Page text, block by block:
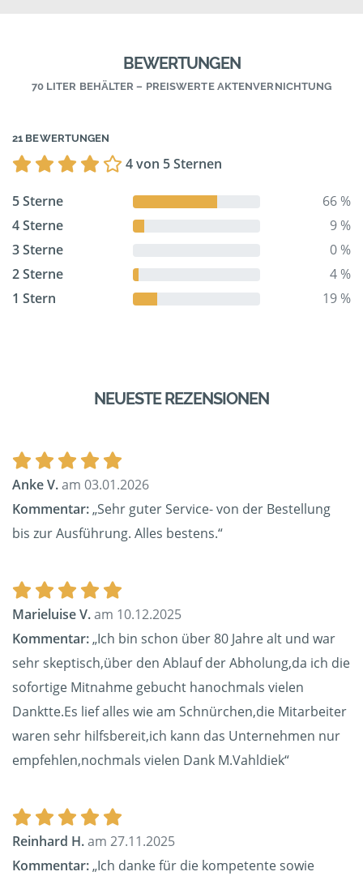
BEWERTUNGEN
70 LITER BEHÄLTER – PREISWERTE AKTENVERNICHTUNG
21 BEWERTUNGEN
4 von 5 Sternen
5 Sterne
66 %
4 Sterne
9 %
3 Sterne
0 %
2 Sterne
4 %
1 Stern
19 %
NEUESTE REZENSIONEN
Anke V.am 03.01.2026
Kommentar:„Sehr guter Service- von der Bestellung
bis zur Ausführung. Alles bestens.“
Marieluise V.am 10.12.2025
Kommentar:„Ich bin schon über 80 Jahre alt und war
sehr skeptisch,über den Ablauf der Abholung,da ich die
sofortige Mitnahme gebucht hanochmals vielen
Danktte.Es lief alles wie am Schnürchen,die Mitarbeiter
waren sehr hilfsbereit,ich kann das Unternehmen nur
empfehlen,nochmals vielen Dank M.Vahldiek“
Reinhard H.am 27.11.2025
Kommentar:„Ich danke für die kompetente sowie